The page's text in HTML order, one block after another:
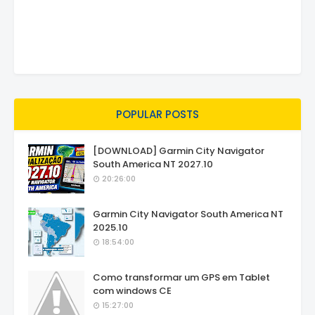
POPULAR POSTS
[DOWNLOAD] Garmin City Navigator
South America NT 2027.10
20:26:00
Garmin City Navigator South America NT
2025.10
18:54:00
Como transformar um GPS em Tablet
com windows CE
15:27:00